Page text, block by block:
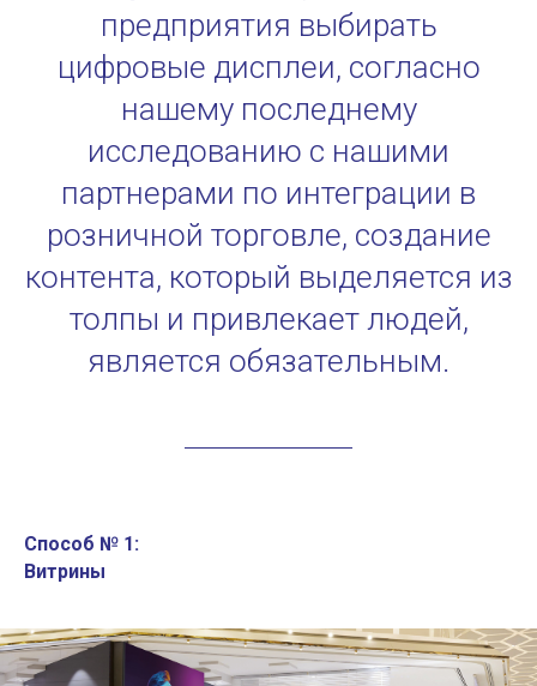
предприятия выбирать
цифровые дисплеи, согласно
нашему последнему
исследованию с нашими
партнерами по интеграции в
розничной торговле, создание
контента, который выделяется из
толпы и привлекает людей,
является обязательным.
Способ № 1:
Витрины